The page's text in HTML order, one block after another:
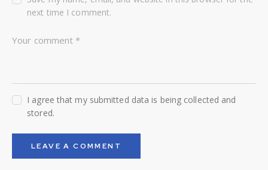
next time I comment.
I agree that my submitted data is being collected and
stored.